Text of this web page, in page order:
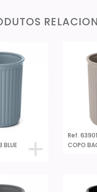
BLUE
Ref.
COPO